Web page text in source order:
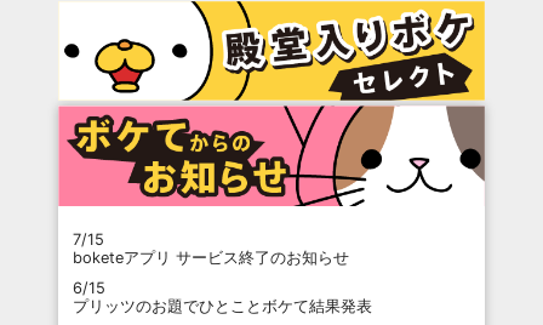
7/15
boketeアプリ サービス終了のお知らせ
6/15
プリッツのお題でひとことボケて結果発表